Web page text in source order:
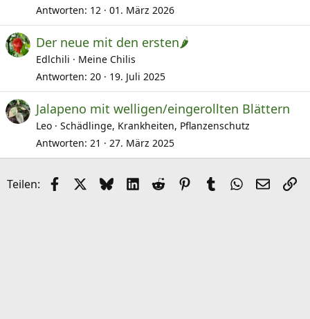
Antworten 12 01. März 2026
Der neue mit den ersten🌶️
Edlchili
Meine Chilis
Antworten 20 19. Juli 2025
Jalapeno mit welligen/eingerollten Blättern
Leo
Schädlinge, Krankheiten, Pflanzenschutz
Antworten 21 27. März 2025
Teilen: FacebookX (Twitter)
BlueskyLinkedIn
Reddit Pinterest
Tumblr WhatsApp
E-Mail